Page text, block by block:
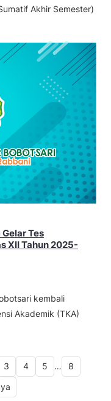
Akhir Semester)
Tes
XII Tahun 2025-
kembali
Akademik (TKA)
3 4 5 …
8